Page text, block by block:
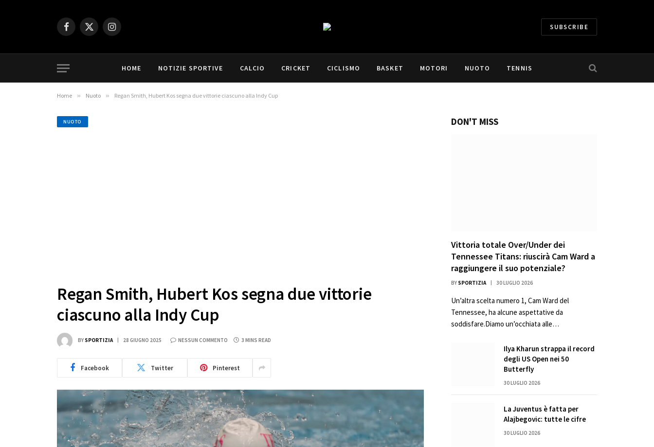
Facebook
X
Instagram SUBSCRIBE
HOME NOTIZIE SPORTIVE CALCIO CRICKET CICLISMO BASKET MOTORI NUOTO TENNIS
Home » Nuoto » Regan Smith, Hubert Kos segna due vittorie ciascuno alla Indy Cup
NUOTO
Regan Smith, Hubert Kos segna due vittorie
ciascuno alla Indy Cup
BY SPORTIZIA 28 GIUGNO 2025 NESSUN COMMENTO 3 MINS READ
Facebook Twitter Pinterest
DON'T MISS
Vittoria totale Over/Under dei
Tennessee Titans: riuscirà Cam Ward a
raggiungere il suo potenziale?
BY SPORTIZIA 30 LUGLIO 2026
Un’altra scelta numero 1, Cam Ward del
Tennessee, ha alcune aspettative da
soddisfare.Diamo un’occhiata alle…
Ilya Kharun strappa il record
degli US Open nei 50
Butterfly
30 LUGLIO 2026
La Juventus è fatta per
Alajbegovic: tutte le cifre
30 LUGLIO 2026